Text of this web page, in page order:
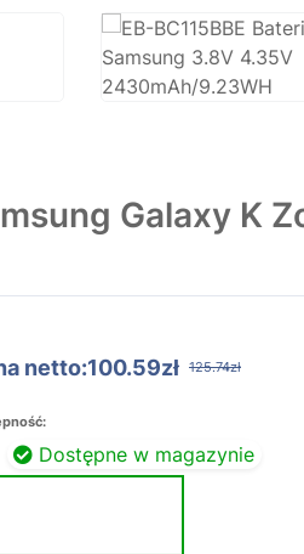
Galaxy K
netto:100.59zł 125.74zł
Dostępne w magazynie